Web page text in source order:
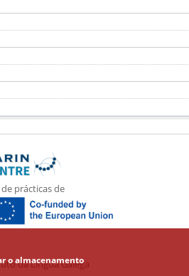
prácticas de
da Lingua Galega
o almacenamento